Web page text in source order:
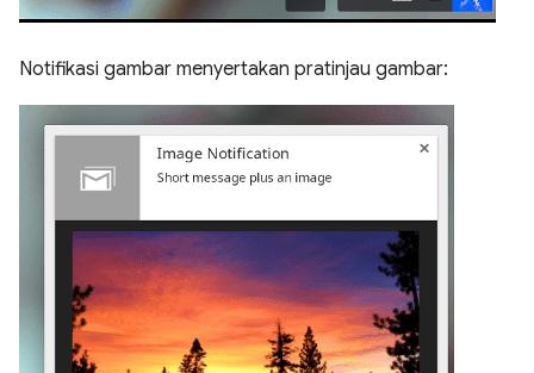
Notifikasi gambar menyertakan pratinjau gambar: